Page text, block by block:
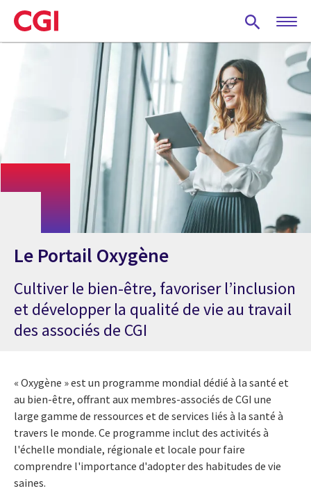
Skip
to
main
Le Portail Oxygène
Cultiver le bien-être, favoriser l’inclusion
et développer la qualité de vie au travail
des associés de CGI
« Oxygène » est un programme mondial dédié à la santé et
au bien-être, offrant aux membres-associés de CGI une
large gamme de ressources et de services liés à la santé à
travers le monde. Ce programme inclut des activités à
l'échelle mondiale, régionale et locale pour faire
comprendre l'importance d'adopter des habitudes de vie
saines.